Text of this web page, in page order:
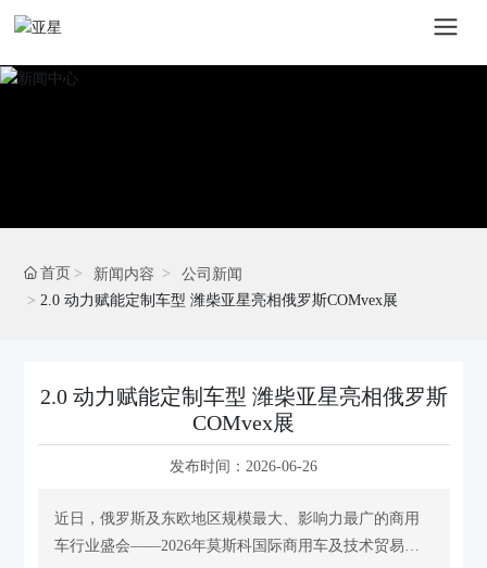
首页 新闻内容
公司新闻
2.0 动力赋能定制车型 潍柴亚星亮相俄罗斯COMvex展
2.0 动力赋能定制车型 潍柴亚星亮相俄罗斯
COMvex展
发布时间： 2026-06-26
近日，俄罗斯及东欧地区规模最大、影响力最广的商用
车行业盛会——2026年莫斯科国际商用车及技术贸易展